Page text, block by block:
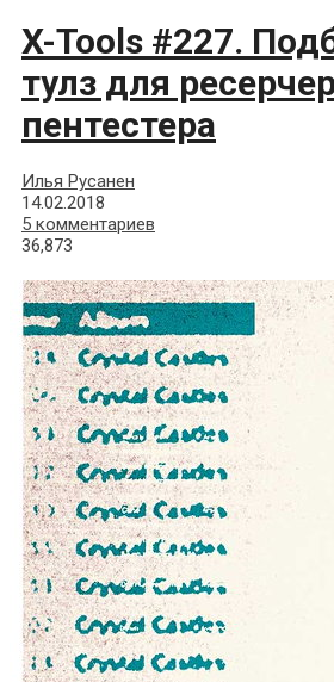
X-Tools #227.
тулз для
пентестера
Илья Русанен
14.02.2018
5 комментариев
36,873